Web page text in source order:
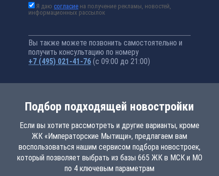
Я даюсогласие на получение рекламы, новостей,
информационных рассылок
Вы также можете позвонить самостоятельно и
получить консультацию по номеру
+7 (495) 021-41-76 (с 09:00 до 21:00)
Подбор подходящей новостройки
Если вы хотите рассмотреть и другие варианты, кроме
ЖК «Императорские Мытищи», предлагаем вам
воспользоваться нашим сервисом подбора новостроек,
который позволяет выбрать из базы 665 ЖК в МСК и МО
по 4 ключевым параметрам